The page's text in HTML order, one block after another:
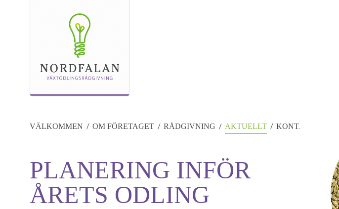
VÄLKOMMEN OM FÖRETAGET RÅDGIVNING AKTUELLT KONTAKT
PLANERING INFÖR
ÅRETS ODLING